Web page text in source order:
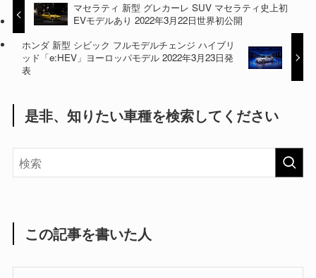
マセラティ 新型 グレカーレ SUV マセラティ史上初
EVモデルあり 2022年3月22日世界初公開
ホンダ 新型 シビック フルモデルチェンジ ハイブリ
ッド「e:HEV」ヨーロッパモデル 2022年3月23日発
表
是非、知りたい車種を検索してください
この記事を書いた人